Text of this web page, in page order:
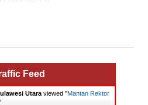
Feed
Utaraviewed "Mantan Rektor